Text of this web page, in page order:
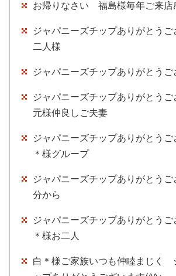
お帰りなさい 福島様毎年ご来店
ジャパニーズチップありがとう
二人様
ジャパニーズチップありがとう
ジャパニーズチップありがとう
元様仲良しご夫妻
ジャパニーズチップありがとう
＊様グループ
ジャパニーズチップありがとう
分から
ジャパニーズチップありがとう
＊様お二人
白＊様ご家族いつも仲睦まじく